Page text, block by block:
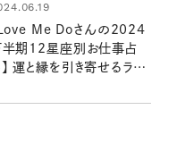
Love Me Doさんの2024
半期12星座別お仕事占
運と縁を引き寄せるラブ